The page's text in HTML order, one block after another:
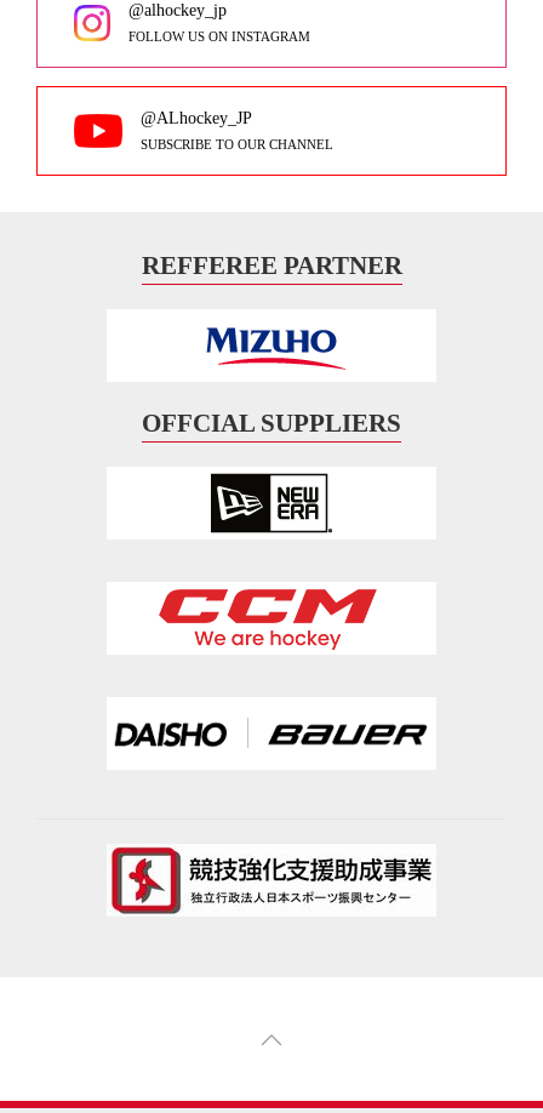
@alhockey_jp
FOLLOW US ON INSTAGRAM
@ALhockey_JP
SUBSCRIBE TO OUR CHANNEL
REFFEREE PARTNER
OFFCIAL SUPPLIERS